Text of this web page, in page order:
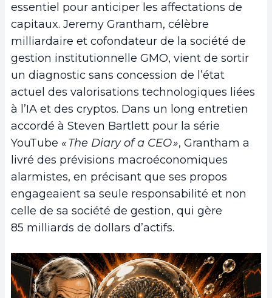
essentiel pour anticiper les affectations de
capitaux. Jeremy Grantham, célèbre
milliardaire et cofondateur de la société de
gestion institutionnelle GMO, vient de sortir
un diagnostic sans concession de l’état
actuel des valorisations technologiques liées
à l’IA et des cryptos. Dans un long entretien
accordé à Steven Bartlett pour la série
YouTube « The Diary of a CEO », Grantham a
livré des prévisions macroéconomiques
alarmistes, en précisant que ses propos
engageaient sa seule responsabilité et non
celle de sa société de gestion, qui gère
85 milliards de dollars d’actifs.